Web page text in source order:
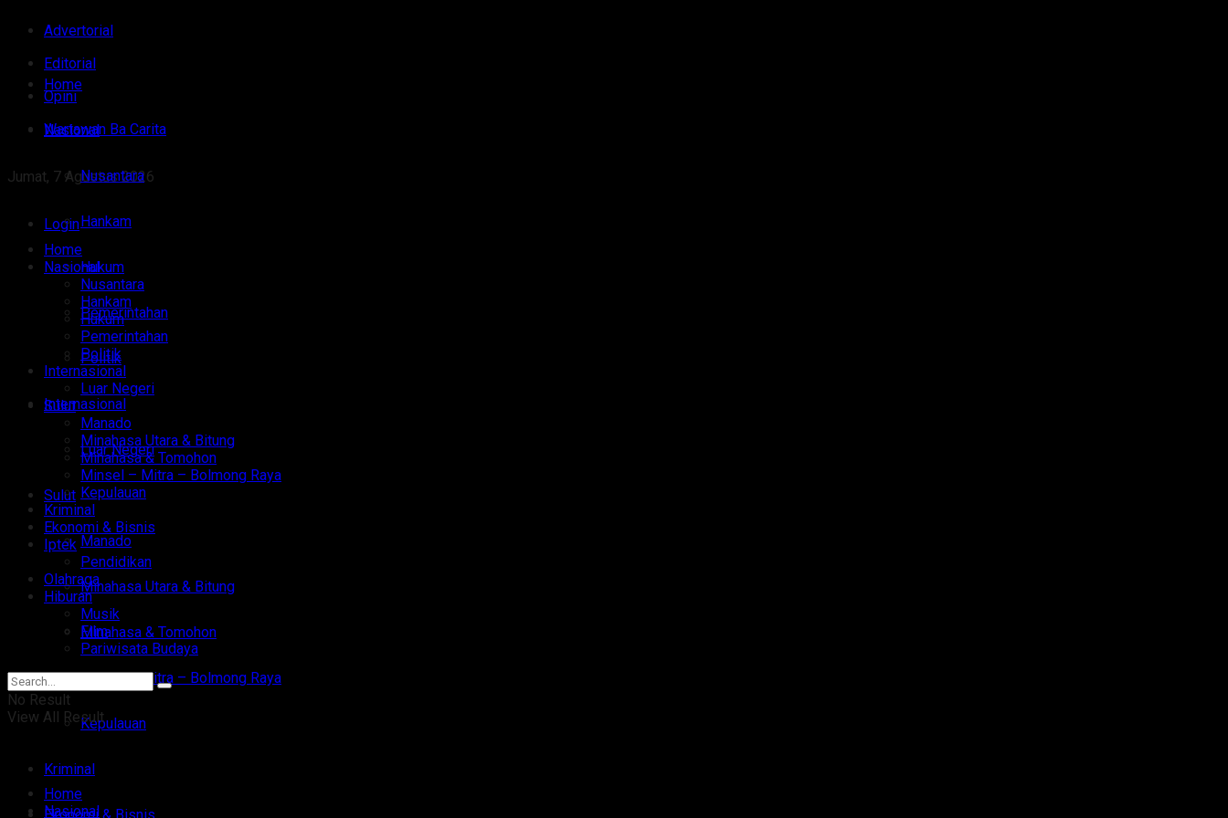
Advertorial
Editorial
Opini
Wartawan Ba Carita
Jumat, 7 Agustus 2026
Login
Home
Nasional
Nusantara
Hankam
Hukum
Pemerintahan
Politik
Internasional
Luar Negeri
Sulut
Manado
Minahasa Utara & Bitung
Minahasa & Tomohon
Minsel – Mitra – Bolmong Raya
Kepulauan
Kriminal
Home
Nasional
Nusantara
Hankam
Hukum
Pemerintahan
Politik
Internasional
Luar Negeri
Sulut
Manado
Minahasa Utara & Bitung
Minahasa & Tomohon
Minsel – Mitra – Bolmong Raya
Kepulauan
Kriminal
Ekonomi & Bisnis
Iptek
Pendidikan
Olahraga
Hiburan
Musik
Film
Pariwisata Budaya
No Result
View All Result
Home
Nasional